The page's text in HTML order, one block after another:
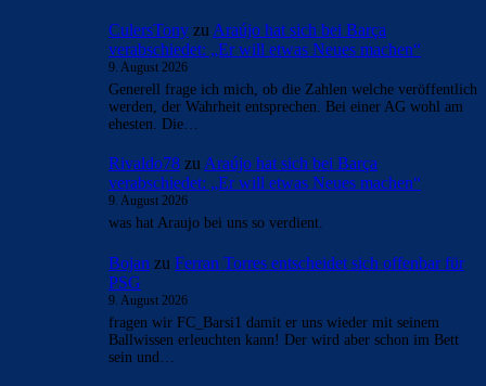
CulersTony zu Araújo hat sich bei Barça
verabschiedet: „Er will etwas Neues machen“
9. August 2026
Generell frage ich mich, ob die Zahlen welche veröffentlich
werden, der Wahrheit entsprechen. Bei einer AG wohl am
ehesten. Die…
Rivaldo78 zuAraújo hat sich bei Barça
verabschiedet: „Er will etwas Neues machen“
9. August 2026
was hat Araujo bei uns so verdient.
Bojan zu Ferran Torres entscheidet sich offenbar für
PSG
9. August 2026
fragen wir FC_Barsi1 damit er uns wieder mit seinem
Ballwissen erleuchten kann! Der wird aber schon im Bett
sein und…